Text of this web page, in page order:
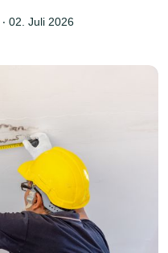
‧ 02. Juli 2026